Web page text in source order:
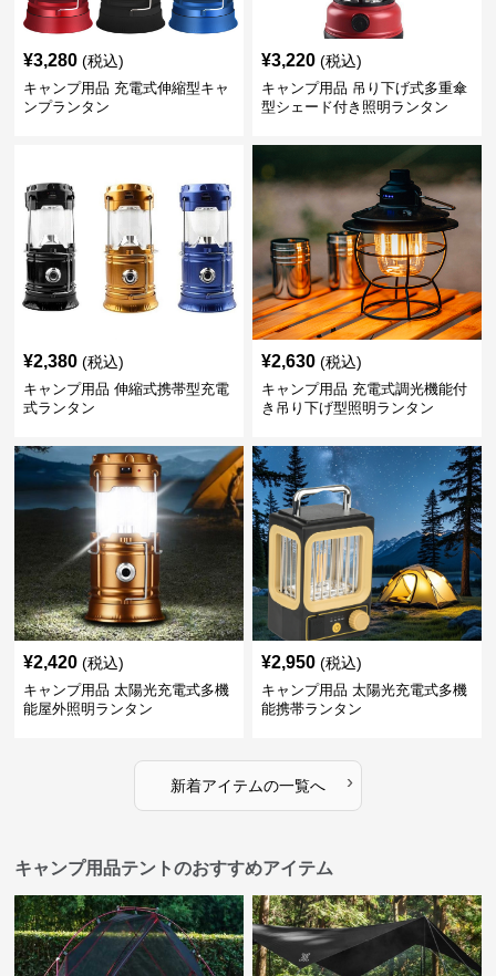
¥3,280 (税込)
キャンプ用品 充電式伸縮型キャ
ンプランタン
¥3,220 (税込)
キャンプ用品 吊り下げ式多重傘
型シェード付き照明ランタン
¥2,380 (税込)
キャンプ用品 伸縮式携帯型充電
式ランタン
¥2,630 (税込)
キャンプ用品 充電式調光機能付
き吊り下げ型照明ランタン
¥2,420 (税込)
キャンプ用品 太陽光充電式多機
能屋外照明ランタン
¥2,950 (税込)
キャンプ用品 太陽光充電式多機
能携帯ランタン
新着アイテムの一覧へ ›
キャンプ用品テントのおすすめアイテム